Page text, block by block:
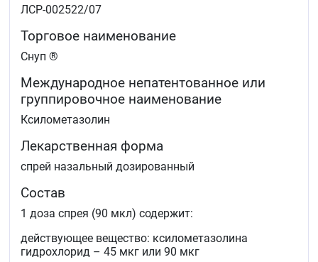
ЛСР-002522/07
Торговое наименование
Снуп ®
Международное непатентованное или
группировочное наименование
Ксилометазолин
Лекарственная форма
спрей назальный дозированный
Состав
1 доза спрея (90 мкл) содержит:
действующее вещество: ксилометазолина
гидрохлорид – 45 мкг или 90 мкг